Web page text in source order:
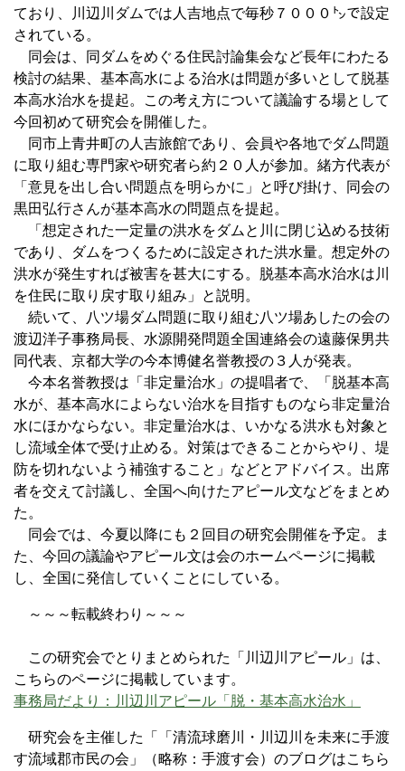
ており、川辺川ダムでは人吉地点で毎秒７０００㌧で設定
されている。
同会は、同ダムをめぐる住民討論集会など長年にわたる
検討の結果、基本高水による治水は問題が多いとして脱基
本高水治水を提起。この考え方について議論する場として
今回初めて研究会を開催した。
同市上青井町の人吉旅館であり、会員や各地でダム問題
に取り組む専門家や研究者ら約２０人が参加。緒方代表が
「意見を出し合い問題点を明らかに」と呼び掛け、同会の
黒田弘行さんが基本高水の問題点を提起。
「想定された一定量の洪水をダムと川に閉じ込める技術
であり、ダムをつくるために設定された洪水量。想定外の
洪水が発生すれば被害を甚大にする。脱基本高水治水は川
を住民に取り戻す取り組み」と説明。
続いて、八ツ場ダム問題に取り組む八ツ場あしたの会の
渡辺洋子事務局長、水源開発問題全国連絡会の遠藤保男共
同代表、京都大学の今本博健名誉教授の３人が発表。
今本名誉教授は「非定量治水」の提唱者で、「脱基本高
水が、基本高水によらない治水を目指すものなら非定量治
水にほかならない。非定量治水は、いかなる洪水も対象と
し流域全体で受け止める。対策はできることからやり、堤
防を切れないよう補強すること」などとアドバイス。出席
者を交えて討議し、全国へ向けたアピール文などをまとめ
た。
同会では、今夏以降にも２回目の研究会開催を予定。ま
た、今回の議論やアピール文は会のホームページに掲載
し、全国に発信していくことにしている。
～～～転載終わり～～～
この研究会でとりまとめられた「川辺川アピール」は、
こちらのページに掲載しています。
事務局だより：川辺川アピール「脱・基本高水治水」
研究会を主催した「「清流球磨川・川辺川を未来に手渡
す流域郡市民の会」（略称：手渡す会）のブログはこちら